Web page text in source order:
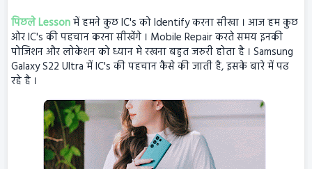
पिछले Lessonमें हमने कुछ IC's को Identify करना सीखा । आज हम कुछ
ओर IC's की पहचान करना सीखेंगे । Mobile Repair करते समय इनकी
पोजिशन और लोकेशन को ध्यान मे रखना बहुत जरुरी होता है । Samsung
Galaxy S22 Ultra में IC's की पहचान कैसे की जाती है, इसके बारे में पढ
रहे है ।